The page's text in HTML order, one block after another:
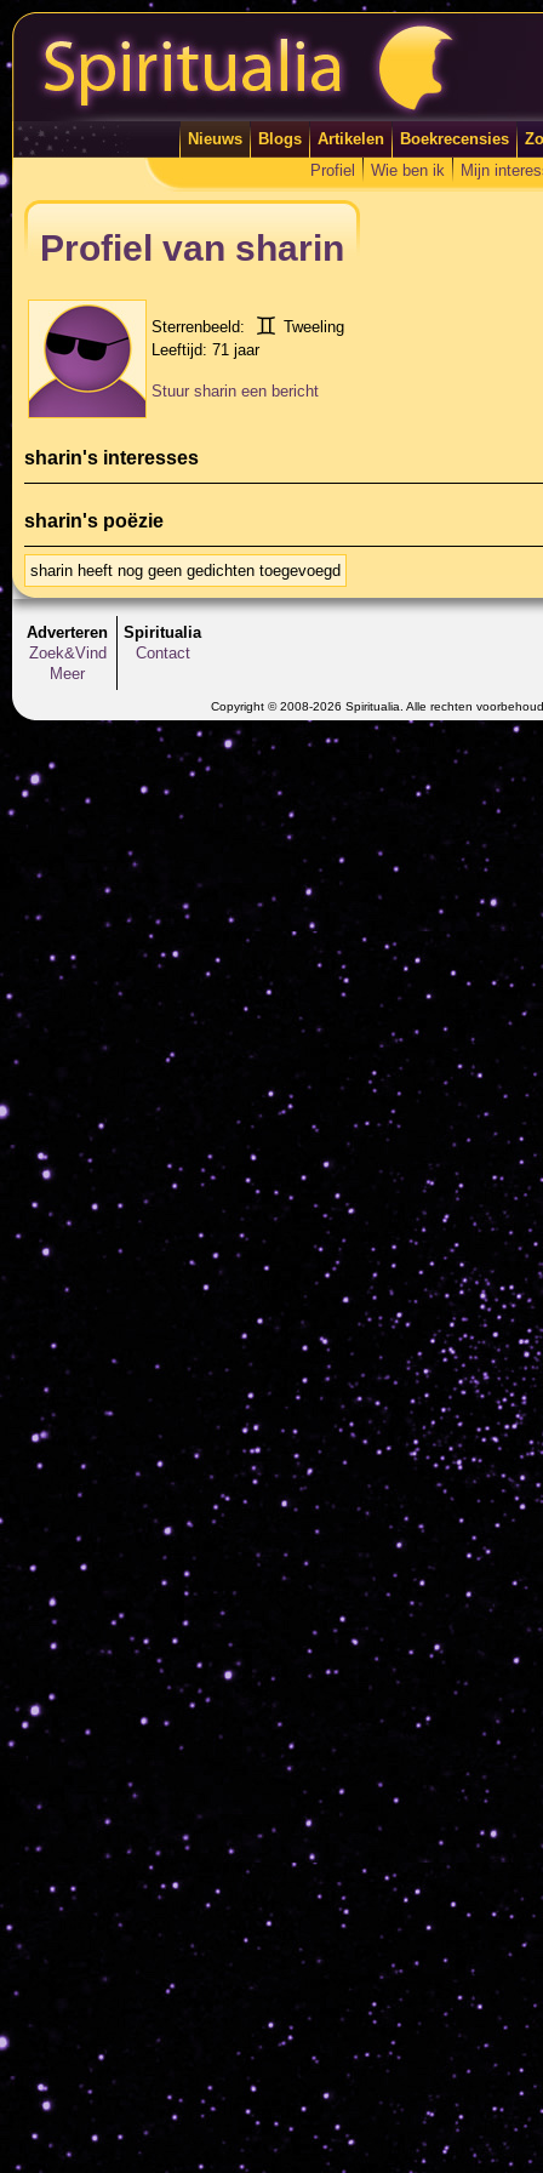
Nieuws Blogs Artikelen Boekrecensies
Profiel
Wie ben ik Mijn
Profiel van sharin
Sterrenbeeld:
Tweeling
Leeftijd: 71 jaar
Stuur sharin een bericht
sharin's interesses
sharin's poëzie
sharin heeft nog geen gedichten toegevoegd
Adverteren
Zoek&Vind
Meer
Spiritualia
Contact
Copyright © 2008-2026 Spiritualia. Alle rechten